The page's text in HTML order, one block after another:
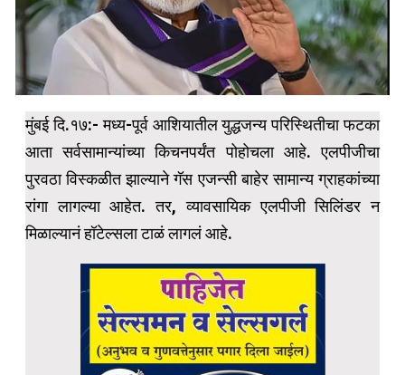
मुंबई दि.१७:- मध्य-पूर्व आशियातील युद्धजन्य परिस्थितीचा फटका
आता सर्वसामान्यांच्या किचनपर्यंत पोहोचला आहे. एलपीजीचा
पुरवठा विस्कळीत झाल्याने गॅस एजन्सी बाहेर सामान्य ग्राहकांच्या
रांगा लागल्या आहेत. तर, व्यावसायिक एलपीजी सिलिंडर न
मिळाल्यानं हॉटेल्सला टाळं लागलं आहे.